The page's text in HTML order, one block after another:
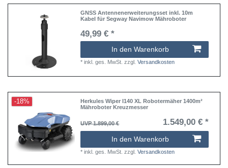
GNSS Antennenerweiterungsset inkl. 10m
Kabel für Segway Navimow Mähroboter
49,99 € *
In den Warenkorb
*inkl. ges. MwSt. zzgl.Versandkosten
-18%
Herkules Wiper I140 XL Robotermäher 1400m²
Mähroboter Kreuzmesser
UVP 1.899,00 € 1.549,00 € *
In den Warenkorb
*inkl. ges. MwSt. zzgl.Versandkosten